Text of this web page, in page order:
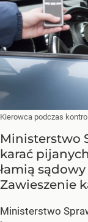
Kierowca podczas
Ministerstwo
karać
łamią
Zawieszenie
Ministerstwo